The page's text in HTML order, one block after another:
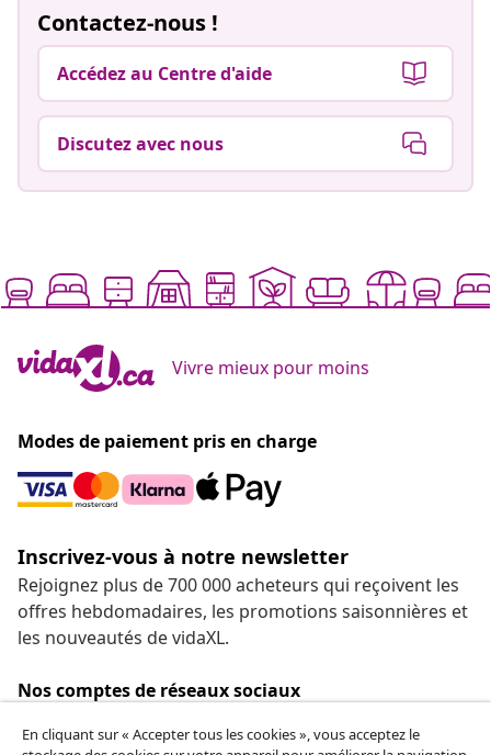
Contactez-nous !
Accédez au Centre d'aide
Discutez avec nous
Vivre mieux pour moins
Modes de paiement pris en charge
Inscrivez-vous à notre newsletter
Rejoignez plus de 700 000 acheteurs qui reçoivent les
offres hebdomadaires, les promotions saisonnières et
les nouveautés de vidaXL.
Nos comptes de réseaux sociaux
En cliquant sur « Accepter tous les cookies », vous acceptez le